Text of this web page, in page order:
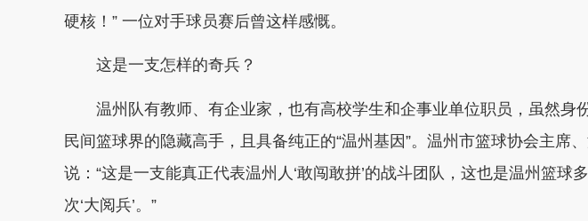
硬核！” 一位对手球员赛后曾这样感慨。
这是一支怎样的奇兵？
温州队有教师、有企业家，也有高校学生和企事业单位职员，虽然身
民间篮球界的隐藏高手，且具备纯正的“温州基因”。温州市篮球协会主席
说：“这是一支能真正代表温州人‘敢闯敢拼’的战斗团队，这也是温州篮球
次‘大阅兵’。”